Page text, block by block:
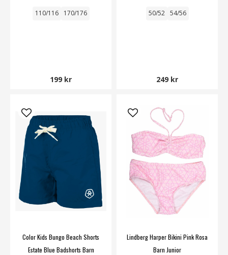
110/116 170/176
199 kr
50/52 54/56
249 kr
Color Kids Bungo Beach Shorts
Estate Blue Badshorts Barn
Lindberg Harper Bikini Pink Rosa
Barn Junior